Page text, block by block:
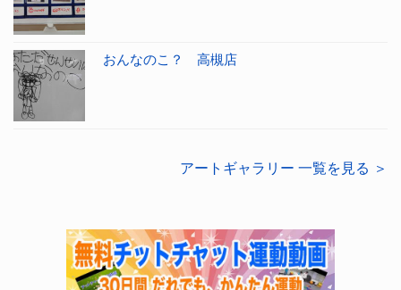
おんなのこ？ 高槻店
アートギャラリー 一覧を見る ＞